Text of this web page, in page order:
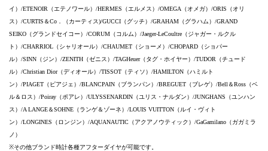
イ）/ETENOIR（エテノワール）/HERMES（エルメス）/OMEGA（オメガ）/ORIS（オリ
ス）/CURTIS＆Co．（カーティス)/GUCCI（グッチ）/GRAHAM（グラハム）/GRAND
SEIKO（グランドセイコー）/CORUM（コルム）/Jaeger-LeCoultre（ジャガー・ルクル
ト）/CHARRIOL（シャリオール）/CHAUMET（ショーメ）/CHOPARD（ショパー
ル）/SINN（ジン）/ZENITH（ゼニス）/TAGHeuer（タグ・ホイヤー）/TUDOR（チュード
ル）/Christian Dior（ディオール）/TISSOT（ティソ）/HAMILTON（ハミルト
ン）/PIAGET（ピアジェ）/BLANCPAIN（ブランパン）/BREGUET（ブレゲ）/Bell＆Ross（ベ
ル＆ロス）/Poiray（ポアレ）/ULYSSENARDIN（ユリス・ナルダン）/JUNGHANS（ユンハン
ス）/A LANGE＆SOHNE（ランゲ＆ゾーネ）/LOUIS VUITTON（ルイ・ヴィト
ン）/LONGINES（ロンジン）/AQUANAUTIC（アクアノウティック）/GaGamilano（ガガミラ
ノ）
※その他ブランド時計各種アフターダイヤが可能です。